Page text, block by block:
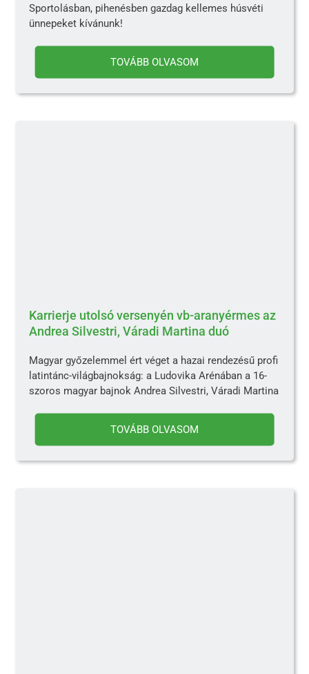
Sportolásban, pihenésben gazdag kellemes húsvéti
ünnepeket kívánunk!
TOVÁBB OLVASOM
Karrierje utolsó versenyén vb-aranyérmes az
Andrea Silvestri, Váradi Martina duó
Magyar győzelemmel ért véget a hazai rendezésű profi
latintánc-világbajnokság: a Ludovika Arénában a 16-
szoros magyar bajnok Andrea Silvestri, Váradi Martina
TOVÁBB OLVASOM